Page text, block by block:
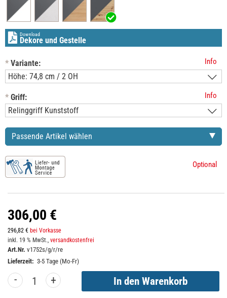
Download
Dekore und Gestelle
* Variante: Info
* Griff: Info
Passende Artikel wählen
Optional
306,00 €
296,82 € bei Vorkasse
inkl. 19 % MwSt., versandkostenfrei
Art.Nr. v1752s/g/r/re
Lieferzeit: 3-5 Tage (Mo-Fr)
- +